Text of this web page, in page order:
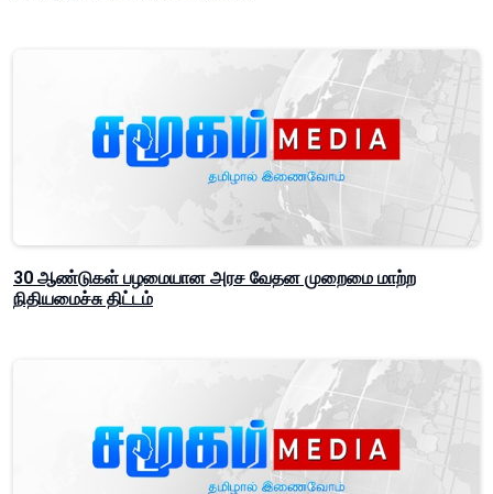
30 ஆண்டுகள் பழமையான அரச வேதன முறைமை மாற்ற
நிதியமைச்சு திட்டம்